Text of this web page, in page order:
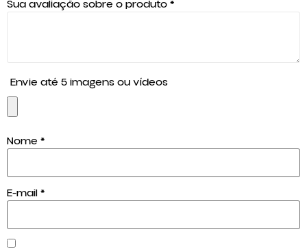
Sua avaliação sobre o produto*
Envie até 5 imagens ou vídeos
Nome *
E-mail*